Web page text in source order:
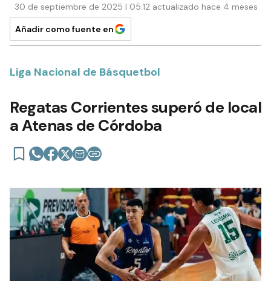
30 de septiembre de 2025 | 05:12 actualizado hace 4 meses
Añadir como fuente en
Liga Nacional de Básquetbol
Regatas Corrientes superó de local
a Atenas de Córdoba